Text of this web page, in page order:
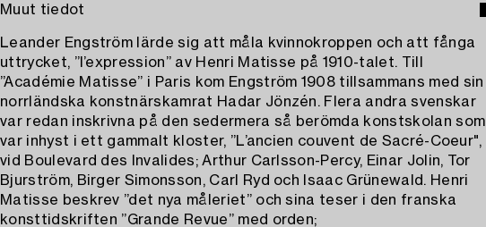
Muut tiedot
Leander Engström lärde sig att måla kvinnokroppen och att fånga
uttrycket, ”l’expression” av Henri Matisse på 1910-talet. Till
”Académie Matisse” i Paris kom Engström 1908 tillsammans med sin
norrländska konstnärskamrat Hadar Jönzén. Flera andra svenskar
var redan inskrivna på den sedermera så berömda konstskolan som
var inhyst i ett gammalt kloster, ”L’ancien couvent de Sacré-Coeur",
vid Boulevard des Invalides; Arthur Carlsson-Percy, Einar Jolin, Tor
Bjurström, Birger Simonsson, Carl Ryd och Isaac Grünewald. Henri
Matisse beskrev ”det nya måleriet” och sina teser i den franska
konsttidskriften ”Grande Revue” med orden;